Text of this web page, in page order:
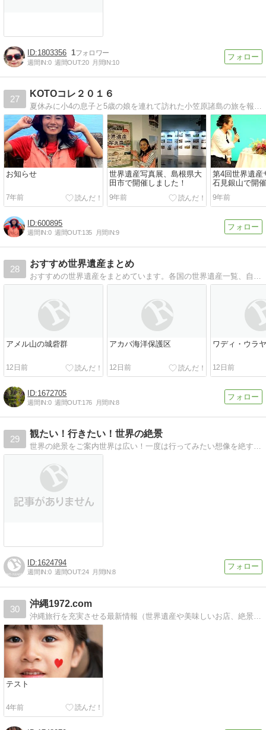
1803356 1
週間IN:0 週間OUT:20 月間IN:10
27
KOTOコレ２０１６
夏休みに小4の息子と5歳の娘を連れて訪れた小笠原諸島の旅を報告しています。
お知らせ
7年前
世界遺産写真展、島根県大
田市で開催しました！
9年前
第4回世界遺産
石見銀山で開
9年前
600895
週間IN:0 週間OUT:135 月間IN:9
28
おすすめ世界遺産まとめ
おすすめの世界遺産をまとめています。各国の世界遺産一覧、自然遺産・文化遺産・複合遺産一覧も掲載しています。
アメル山の城砦群
12日前
アカバ海洋保護区
12日前
ワディ・ウラヤ
12日前
1672705
週間IN:0 週間OUT:176 月間IN:8
29
観たい！行きたい！世界の絶景
世界の絶景をご案内世界は広い！一度は行ってみたい想像を絶する絶景をご紹介
1624794
週間IN:0 週間OUT:24 月間IN:8
30
沖縄1972.com
沖縄旅行を充実させる最新情報（世界遺産や美味しいお店、絶景スポットなど）を無料で配信しています！見ないと損ですよ！
テスト
4年前